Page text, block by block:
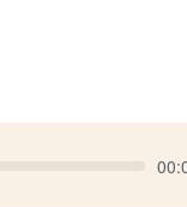
time